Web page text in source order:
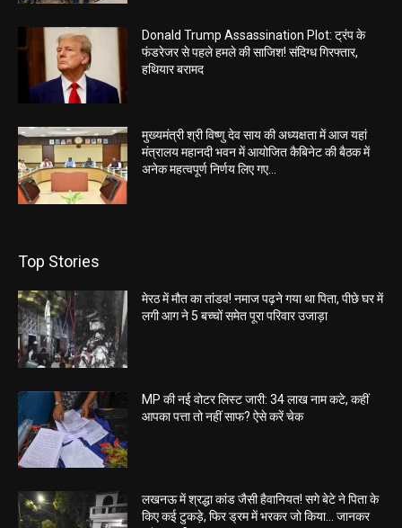
Donald Trump Assassination Plot: ट्रंप के
फंडरेजर से पहले हमले की साजिश! संदिग्ध गिरफ्तार,
हथियार बरामद
मुख्यमंत्री श्री विष्णु देव साय की अध्यक्षता में आज यहां
मंत्रालय महानदी भवन में आयोजित कैबिनेट की बैठक में
अनेक महत्वपूर्ण निर्णय लिए गए...
Top Stories
मेरठ में मौत का तांडव! नमाज पढ़ने गया था पिता, पीछे घर में
लगी आग ने 5 बच्चों समेत पूरा परिवार उजाड़ा
MP की नई वोटर लिस्ट जारी: 34 लाख नाम कटे, कहीं
आपका पत्ता तो नहीं साफ? ऐसे करें चेक
लखनऊ में श्रद्धा कांड जैसी हैवानियत! सगे बेटे ने पिता के
किए कई टुकड़े, फिर ड्रम में भरकर जो किया… जानकर